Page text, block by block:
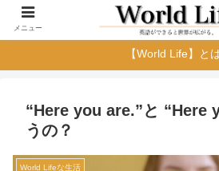
【World Life】と
“Here you are.”と “Here
うの？
World Lifeな生活
メニュー